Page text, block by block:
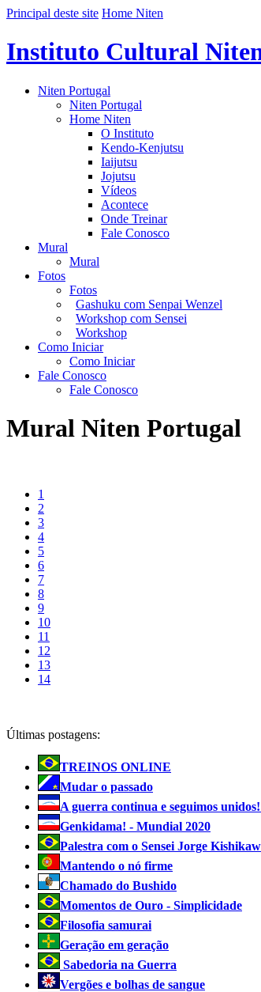
Principal deste site Home Niten
Instituto Cultural
Niten Portugal
Niten Portugal
Home Niten
O Instituto
Kendo-Kenjutsu
Iaijutsu
Jojutsu
Vídeos
Acontece
Onde Treinar
Fale Conosco
Mural
Mural
Fotos
Fotos
Gashuku com Senpai Wenzel
Workshop com Sensei
Workshop
Como Iniciar
Como Iniciar
Fale Conosco
Fale Conosco
Mural Niten Portugal
1
2
3
4
5
6
7
8
9
10
11
12
13
14
Últimas postagens:
TREINOS ONLINE
Mudar o passado
A guerra continua e seguimos
Genkidama! - Mundial 2020
Palestra com o Sensei Jorge
Mantendo o nó firme
Chamado do Bushido
Momentos de Ouro - Simplicidade
Filosofia samurai
Geração em geração
Sabedoria na Guerra
Vergões e bolhas de sangue